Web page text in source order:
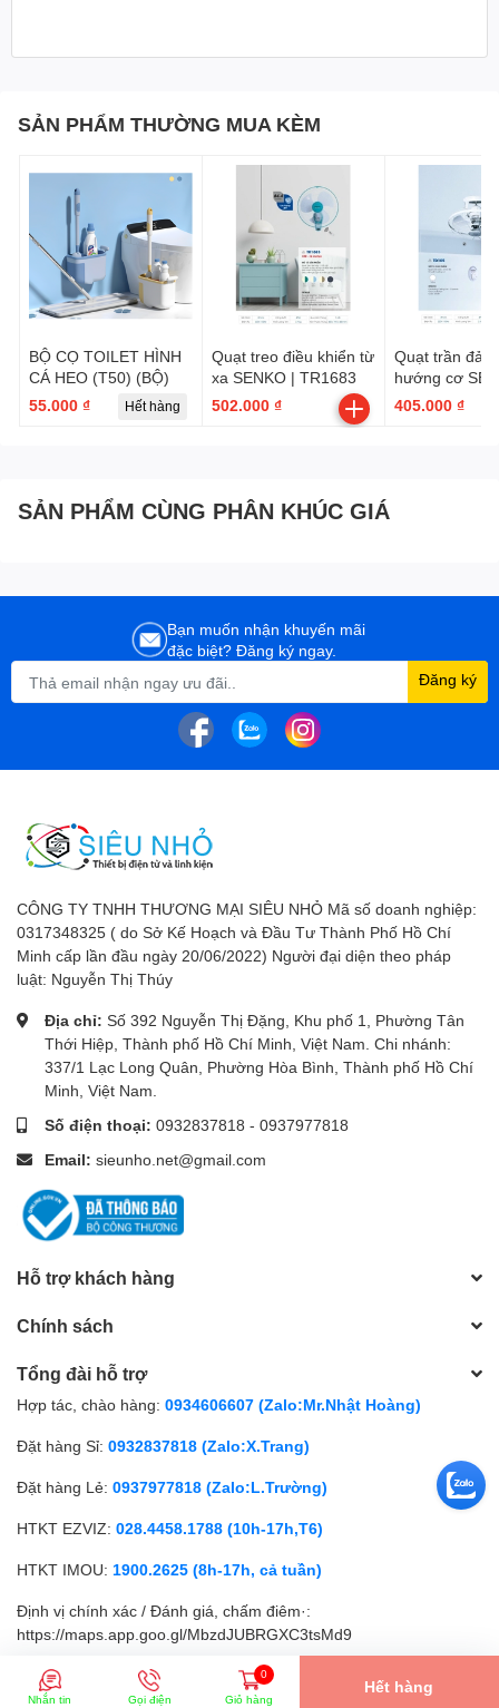
SẢN PHẨM THƯỜNG MUA KÈM
BỘ CỌ TOILET HÌNH
CÁ HEO (T50) (BỘ)
55.000 ₫
Hết hàng
Quạt treo điều khiển từ
xa SENKO | TR1683
502.000 ₫
Quạt trần đảo
hướng cơ
TD105
405.000 ₫
SẢN PHẨM CÙNG PHÂN KHÚC GIÁ
Bạn muốn nhận khuyến mãi
đặc biệt? Đăng ký ngay.
Đăng ký
CÔNG TY TNHH THƯƠNG MẠI SIÊU NHỎ Mã số doanh nghiệp:
0317348325 ( do Sở Kế Hoạch và Đầu Tư Thành Phố Hồ Chí
Minh cấp lần đầu ngày 20/06/2022) Người đại diện theo pháp
luật: Nguyễn Thị Thúy
Địa chỉ: Số 392 Nguyễn Thị Đặng, Khu phố 1, Phường Tân
Thới Hiệp, Thành phố Hồ Chí Minh, Việt Nam. Chi nhánh:
337/1 Lạc Long Quân, Phường Hòa Bình, Thành phố Hồ Chí
Minh, Việt Nam.
Số điện thoại: 0932837818 - 0937977818
Email: sieunho.net@gmail.com
Hỗ trợ khách hàng
Chính sách
Tổng đài hỗ trợ
Hợp tác, chào hàng: 0934606607 (Zalo:Mr.Nhật Hoàng)
Đặt hàng Sỉ: 0932837818 (Zalo:X.Trang)
Đặt hàng Lẻ: 0937977818 (Zalo:L.Trường)
HTKT EZVIZ: 028.4458.1788 (10h-17h,T6)
HTKT IMOU: 1900.2625 (8h-17h, cả tuần)
Định vị chính xác / Đánh giá, chấm điêm·:
https://maps.app.goo.gl/MbzdJUBRGXC3tsMd9
© Bản quyền thuộc về SIÊU NHỎ| Cung cấp bởi Sapo
Nhắn tin Gọi điện
0
Giỏ hàng
Hết hàng